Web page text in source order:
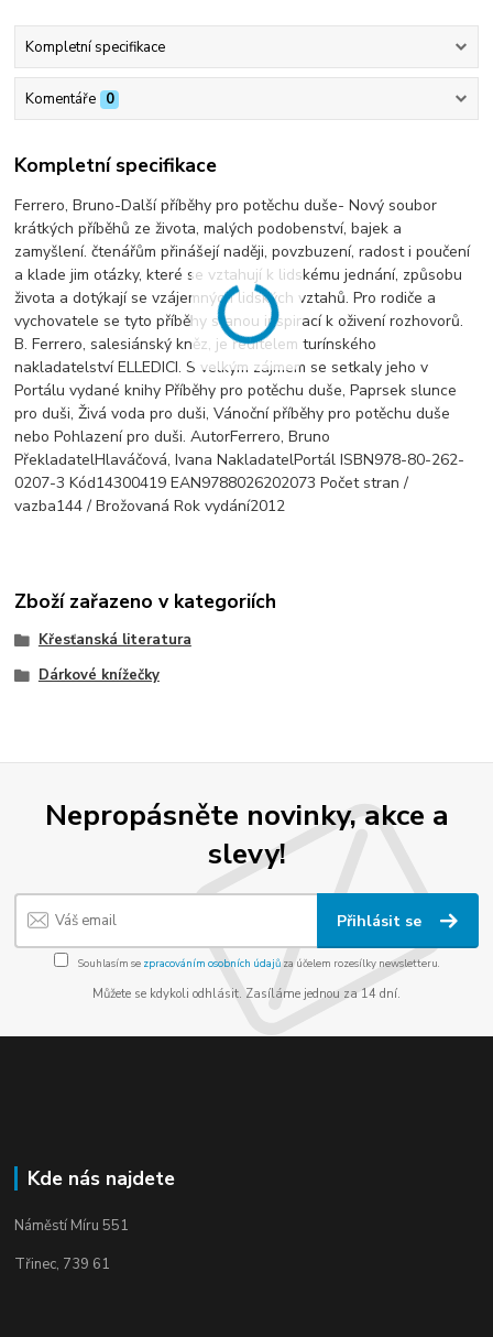
Kompletní specifikace
Komentáře 0
Kompletní specifikace
Ferrero, Bruno-Další příběhy pro potěchu duše- Nový soubor
krátkých příběhů ze života, malých podobenství, bajek a
zamyšlení. čtenářům přinášejí naději, povzbuzení, radost i poučení
a klade jim otázky, které se vztahují k lidskému jednání, způsobu
života a dotýkají se vzájemných lidských vztahů. Pro rodiče a
vychovatele se tyto příběhy stanou inspirací k oživení rozhovorů.
B. Ferrero, salesiánský kněz, je ředitelem turínského
nakladatelství ELLEDICI. S velkým zájmem se setkaly jeho v
Portálu vydané knihy Příběhy pro potěchu duše, Paprsek slunce
pro duši, Živá voda pro duši, Vánoční příběhy pro potěchu duše
nebo Pohlazení pro duši. AutorFerrero, Bruno
PřekladatelHlaváčová, Ivana NakladatelPortál ISBN978-80-262-
0207-3 Kód14300419 EAN9788026202073 Počet stran /
vazba144 / Brožovaná Rok vydání2012
Zboží zařazeno v kategoriích
Křesťanská literatura
Dárkové knížečky
Nepropásněte novinky, akce a
slevy!
Přihlásit se
Souhlasím se zpracováním osobních údajůza účelem rozesílky newsletteru.
Můžete se kdykoli odhlásit. Zasíláme jednou za 14 dní.
Kde nás najdete
Náměstí Míru 551
Třinec, 739 61